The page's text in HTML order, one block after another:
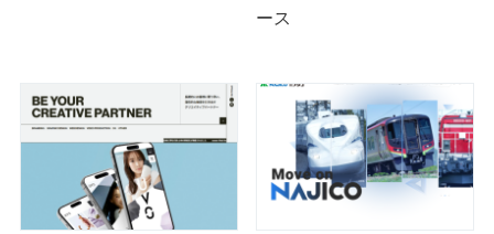
ース